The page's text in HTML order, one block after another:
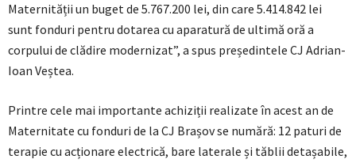
Maternității un buget de 5.767.200 lei, din care 5.414.842 lei
sunt fonduri pentru dotarea cu aparatură de ultimă oră a
corpului de clădire modernizat”, a spus președintele CJ Adrian-
Ioan Veștea.
Printre cele mai importante achiziții realizate în acest an de
Maternitate cu fonduri de la CJ Brașov se numără: 12 paturi de
terapie cu acționare electrică, bare laterale și tăblii detașabile,